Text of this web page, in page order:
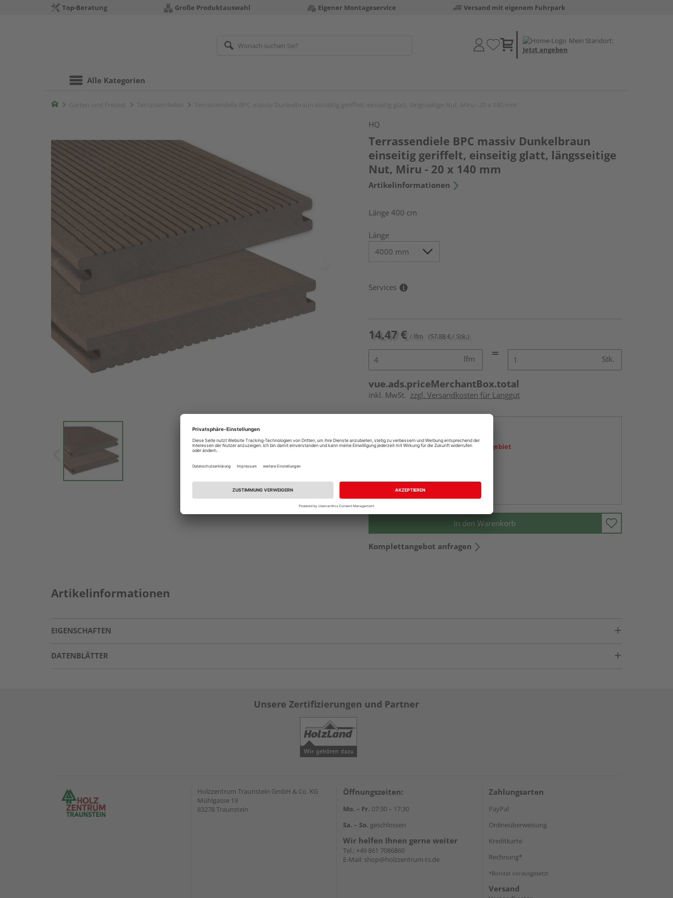
Top-Beratung Große Produktauswahl Eigener Montageservice Versand mit eigenem Fuhrpark
Mein Standort:
Jetzt angeben
Alle Kategorien
Home
HQ
Terrassendiele BPC massiv Dunkelbraun
einseitig geriffelt, einseitig glatt, längsseitige
Nut, Miru - 20 x 140 mm
Artikelinformationen
Länge 400 cm
Länge
Services
14,47 € / lfm (57,88 € / Stk.)
lfm Stk.
vue.ads.priceMerchantBox.total
inkl. MwSt. zzgl. Versandkosten für Langgut
Ihr Standort ist nicht im Liefergebiet
Auf Lager:Abholung möglich
In den Warenkorb
Komplettangebot anfragen
Artikelinformationen
EIGENSCHAFTEN
DATENBLÄTTER
Unsere Zertifizierungen und Partner
Holzzentrum Traunstein GmbH & Co. KG
Mühlgasse 19
83278 Traunstein
Öffnungszeiten:
Mo. – Fr. 07:30 – 17:30
Sa. – So. geschlossen
Wir helfen Ihnen gerne weiter
Tel.: +49 861 7086860
E-Mail: shop@holzzentrum-ts.de
Zahlungsarten
PayPal
Onlineüberweisung
Kreditkarte
Rechnung*
*Bonität vorausgesetzt
Versand